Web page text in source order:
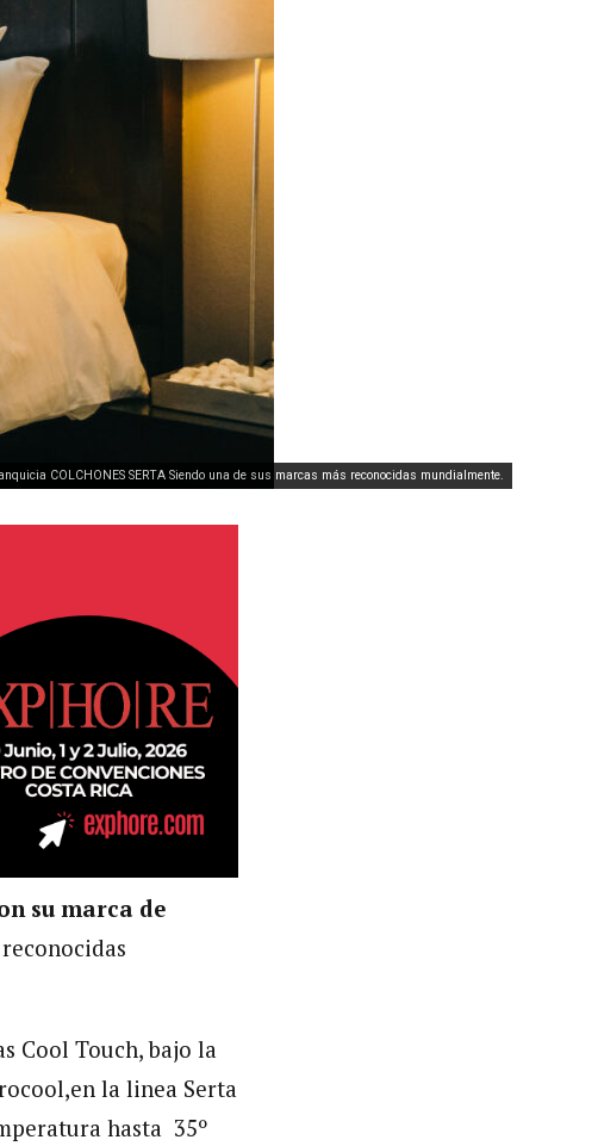
COLCHONES SERTA Siendo una de sus marcas más reconocidas mundialmente.
su marca de
reconocidas
Cool Touch, bajo la
la linea Serta
hasta 35º